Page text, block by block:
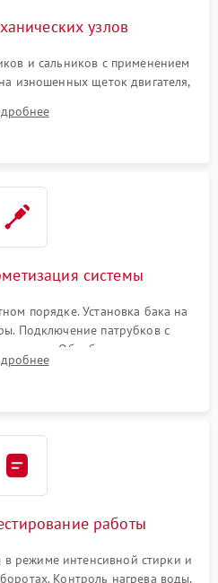
узлов
и сальников с применением
изношенных щеток двигателя,
резиновой манжеты.
системы
порядке. Установка бака на
Подключение патрубков с
Обработка стыков
возможных протечек воды.
работы
режиме интенсивной стирки и
Контроль нагрева воды,